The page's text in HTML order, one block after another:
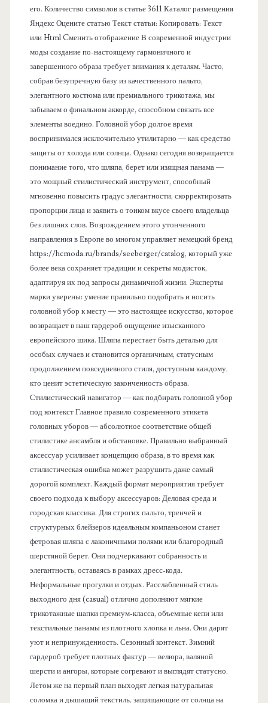
его. Количество символов в статье 3611 Каталог размещения
Яндекс Оцените статью Текст статьи: Копировать: Текст
или Html Cменить отображение В современной индустрии
моды создание по-настоящему гармоничного и
завершенного образа требует внимания к деталям. Часто,
собрав безупречную базу из качественного пальто,
элегантного костюма или премиального трикотажа, мы
забываем о финальном аккорде, способном связать все
элементы воедино. Головной убор долгое время
воспринимался исключительно утилитарно — как средство
защиты от холода или солнца. Однако сегодня возвращается
понимание того, что шляпа, берет или изящная панама —
это мощный стилистический инструмент, способный
мгновенно повысить градус элегантности, скорректировать
пропорции лица и заявить о тонком вкусе своего владельца
без лишних слов. Возрождением этого утонченного
направления в Европе во многом управляет немецкий бренд
https://hcmoda.ru/brands/seeberger/catalog, который уже
более века сохраняет традиции и секреты модисток,
адаптируя их под запросы динамичной жизни. Эксперты
марки уверены: умение правильно подобрать и носить
головной убор к месту — это настоящее искусство, которое
возвращает в наш гардероб ощущение изысканного
европейского шика. Шляпа перестает быть деталью для
особых случаев и становится органичным, статусным
продолжением повседневного стиля, доступным каждому,
кто ценит эстетическую законченность образа.
Стилистический навигатор — как подбирать головной убор
под контекст Главное правило современного этикета
головных уборов — абсолютное соответствие общей
стилистике ансамбля и обстановке. Правильно выбранный
аксессуар усиливает концепцию образа, в то время как
стилистическая ошибка может разрушить даже самый
дорогой комплект. Каждый формат мероприятия требует
своего подхода к выбору аксессуаров: Деловая среда и
городская классика. Для строгих пальто, тренчей и
структурных блейзеров идеальным компаньоном станет
фетровая шляпа с лаконичными полями или благородный
шерстяной берет. Они подчеркивают собранность и
элегантность, оставаясь в рамках дресс-кода.
Неформальные прогулки и отдых. Расслабленный стиль
выходного дня (casual) отлично дополняют мягкие
трикотажные шапки премиум-класса, объемные кепи или
текстильные панамы из плотного хлопка и льна. Они дарят
уют и непринужденность. Сезонный контекст. Зимний
гардероб требует плотных фактур — велюра, валяной
шерсти и ангоры, которые согревают и выглядят статусно.
Летом же на первый план выходят легкая натуральная
соломка и дышащий текстиль, защищающие от солнца на